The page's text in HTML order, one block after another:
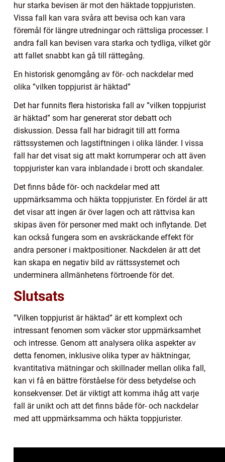
hur starka bevisen är mot den häktade toppjuristen.
Vissa fall kan vara svåra att bevisa och kan vara
föremål för längre utredningar och rättsliga processer. I
andra fall kan bevisen vara starka och tydliga, vilket gör
att fallet snabbt kan gå till rättegång.
En historisk genomgång av för- och nackdelar med
olika ”vilken toppjurist är häktad”
Det har funnits flera historiska fall av ”vilken toppjurist
är häktad” som har genererat stor debatt och
diskussion. Dessa fall har bidragit till att forma
rättssystemen och lagstiftningen i olika länder. I vissa
fall har det visat sig att makt korrumperar och att även
toppjurister kan vara inblandade i brott och skandaler.
Det finns både för- och nackdelar med att
uppmärksamma och häkta toppjurister. En fördel är att
det visar att ingen är över lagen och att rättvisa kan
skipas även för personer med makt och inflytande. Det
kan också fungera som en avskräckande effekt för
andra personer i maktpositioner. Nackdelen är att det
kan skapa en negativ bild av rättssystemet och
underminera allmänhetens förtroende för det.
Slutsats
”Vilken toppjurist är häktad” är ett komplext och
intressant fenomen som väcker stor uppmärksamhet
och intresse. Genom att analysera olika aspekter av
detta fenomen, inklusive olika typer av häktningar,
kvantitativa mätningar och skillnader mellan olika fall,
kan vi få en bättre förståelse för dess betydelse och
konsekvenser. Det är viktigt att komma ihåg att varje
fall är unikt och att det finns både för- och nackdelar
med att uppmärksamma och häkta toppjurister.